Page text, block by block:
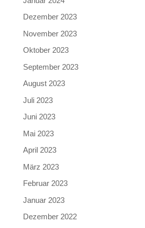
Dezember 2023
November 2023
Oktober 2023
September 2023
August 2023
Juli 2023
Juni 2023
Mai 2023
April 2023
März 2023
Februar 2023
Januar 2023
Dezember 2022